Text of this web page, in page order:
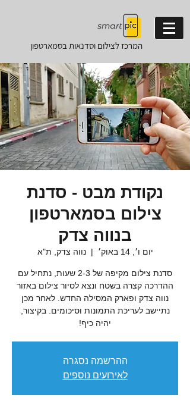
המרכז לצילום וסדנאותבסמארטפון
נקודת מבט - סדנת
צילום בסמארטפון
בנווה צדק
יום ו׳, 14 באוק׳
  |
נווה צדק, ת"א
סדנת צילום מקיפה של 2-3 שעות, נתחיל עם
ההדרכה קצרה בשטח ונצא לסיור צילום באזור
נווה צדק ופארק המסילה החדש. לאחר מכן
נתיישב לעריכת התמונות וסיכומים. בקיצור,
יהיה כיף!
ההרשמה נסגרה
לאירועים נוספים